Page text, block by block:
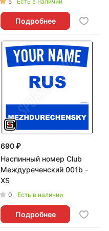
Подробнее
690 ₽
Наспинный номер Club
Междуреченский 001b -
XS
0 Есть в наличии
Подробнее